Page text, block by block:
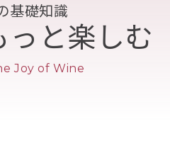
基礎知識
と楽しむ
Joy of Wine